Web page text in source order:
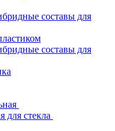
составы для
составы для
для стекла